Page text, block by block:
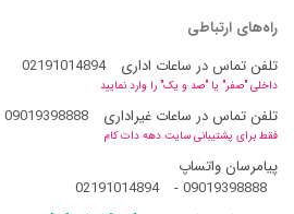
راه‌های ارتباطی
تلفن تماس در ساعات اداری
02191014894
داخلی "صفر" یا "صد و یک" را وارد نمایید
تلفن تماس در ساعات غیراداری 09019398888
فقط برای پشتیبانی سایت دهه دات کام
پیامرسان واتساپ
09019398888
-
02191014894